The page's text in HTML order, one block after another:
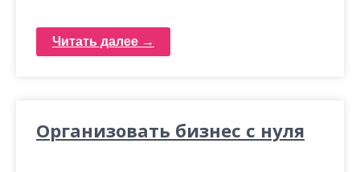
Читать далее →
Организовать бизнес с нуля